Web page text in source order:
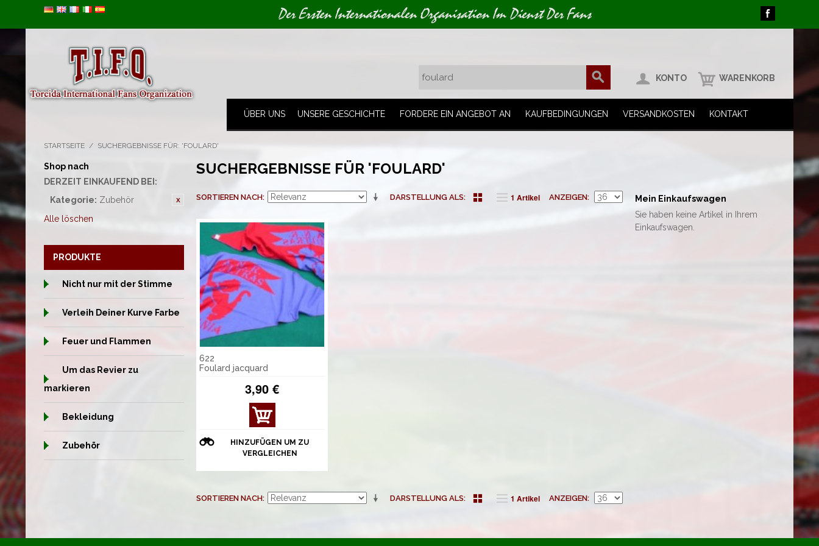
Der Ersten Internationalen Organisation Im Dienst Der Fans
KONTO WARENKORB
ÜBER UNS UNSERE GESCHICHTE FORDERE EIN ANGEBOT AN KAUFBEDINGUNGEN VERSANDKOSTEN KONTAKT
STARTSEITE / SUCHERGEBNISSE FÜR: 'FOULARD'
Shop nach
DERZEIT EINKAUFEND BEI:
Kategorie: Zubehör
Alle löschen
SUCHERGEBNISSE FÜR 'FOULARD'
DARSTELLUNG ALS
SORTIEREN NACH 1 Artikel ANZEIGEN
622
Foulard jacquard
3,90 €
HINZUFÜGEN UM ZU
VERGLEICHEN
DARSTELLUNG ALS
SORTIEREN NACH 1 Artikel ANZEIGEN
PRODUKTE
Nicht nur mit der Stimme
Verleih Deiner Kurve Farbe
Feuer und Flammen
Um das Revier zu
markieren
Bekleidung
Zubehör
Mein Einkaufswagen
Sie haben keine Artikel in Ihrem
Einkaufswagen.